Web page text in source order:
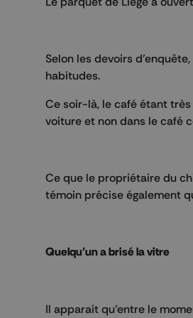
Selon les devoirs
habitudes.
Ce soir-là, le café étant
voiture et non dans le café
Ce que le propriétaire du
témoin précise également
Quelqu'un a brisé la vitre
Il apparait qu’entre le